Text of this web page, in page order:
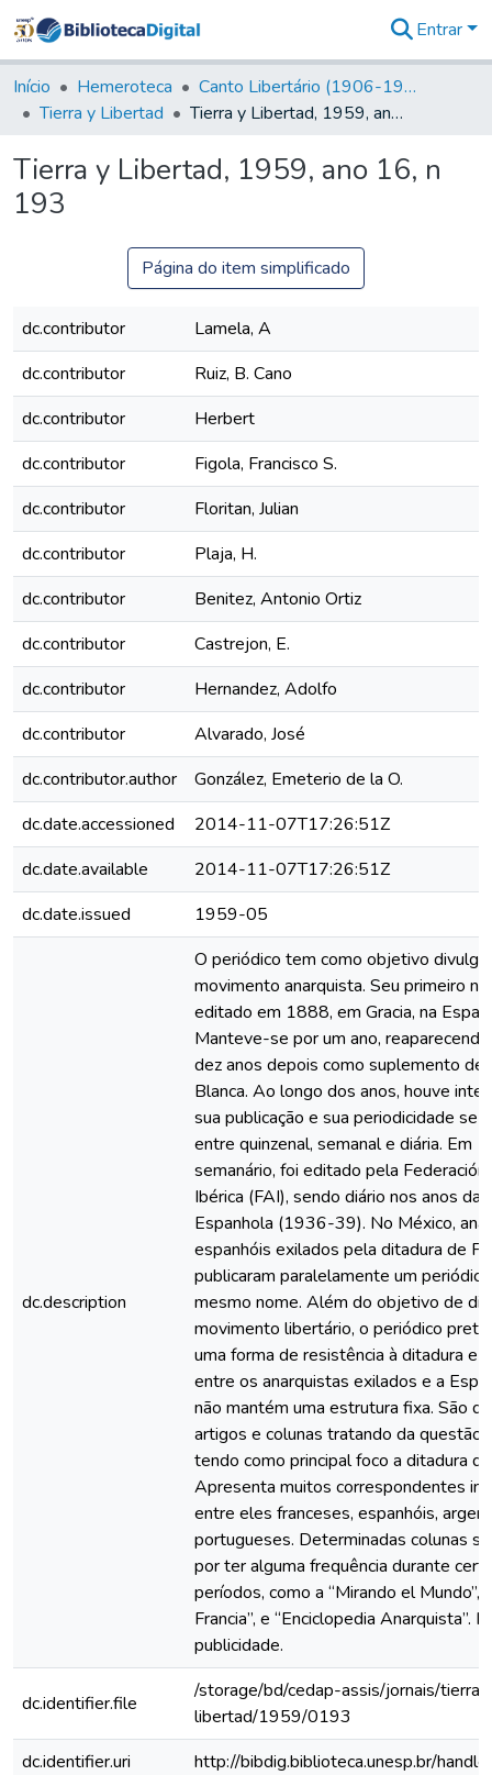
&
Coleções
Tudo na
Digital
Entrar
Início Hemeroteca
Canto Libertário (1906-1995)
Tierra y Libertad
Tierra y Libertad, 1959, ano 16, n 193
Tierra y Libertad, 1959, ano 16, n
193
Página do item simplificado
dc.contributor
Lamela, A
dc.contributor
Ruiz, B. Cano
dc.contributor
Herbert
dc.contributor
Figola, Francisco S.
dc.contributor
Floritan, Julian
dc.contributor
Plaja, H.
dc.contributor
Benitez, Antonio Ortiz
dc.contributor
Castrejon, E.
dc.contributor
Hernandez, Adolfo
dc.contributor
Alvarado, José
dc.contributor.author
González, Emeterio de la O.
dc.date.accessioned
2014-11-07T17:26:51Z
dc.date.available
2014-11-07T17:26:51Z
dc.date.issued
1959-05
dc.description
O periódico tem como objetivo
movimento anarquista. Seu primeiro
editado em 1888, em Gracia, na
Manteve-se por um ano,
dez anos depois como suplemento de
Blanca. Ao longo dos anos, houve
sua publicação e sua periodicidade se
entre quinzenal, semanal e diária. Em
semanário, foi editado pela
Ibérica (FAI), sendo diário nos anos da
Espanhola (1936-39). No México,
espanhóis exilados pela ditadura de
publicaram paralelamente um
mesmo nome. Além do objetivo de
movimento libertário, o periódico
uma forma de resistência à ditadura e
entre os anarquistas exilados e a
não mantém uma estrutura fixa. São
artigos e colunas tratando da questão
tendo como principal foco a ditadura
Apresenta muitos correspondentes
entre eles franceses, espanhóis,
portugueses. Determinadas colunas
por ter alguma frequência durante
períodos, como a “Mirando el Mundo”,
Francia”, e “Enciclopedia Anarquista”.
publicidade.
dc.identifier.file
/storage/bd/cedap-assis/jornais/
libertad/1959/0193
dc.identifier.uri
http://bibdig.biblioteca.unesp.br/